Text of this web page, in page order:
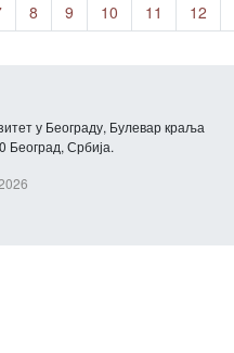
8 9 10 11 12
у Београду, Булевар краља
Београд, Србија.